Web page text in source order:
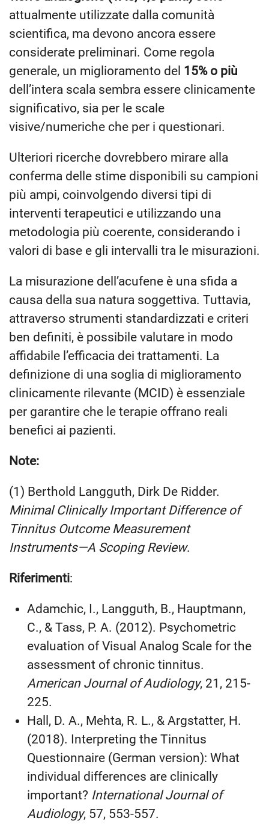
attualmente utilizzate dalla comunità
scientifica, ma devono ancora essere
considerate preliminari. Come regola
generale, un miglioramento del 15% o più
dell’intera scala sembra essere clinicamente
significativo, sia per le scale
visive/numeriche che per i questionari.
Ulteriori ricerche dovrebbero mirare alla
conferma delle stime disponibili su campioni
più ampi, coinvolgendo diversi tipi di
interventi terapeutici e utilizzando una
metodologia più coerente, considerando i
valori di base e gli intervalli tra le misurazioni.
La misurazione dell’acufene è una sfida a
causa della sua natura soggettiva. Tuttavia,
attraverso strumenti standardizzati e criteri
ben definiti, è possibile valutare in modo
affidabile l’efficacia dei trattamenti. La
definizione di una soglia di miglioramento
clinicamente rilevante (MCID) è essenziale
per garantire che le terapie offrano reali
benefici ai pazienti.
Note:
(1) Berthold Langguth, Dirk De Ridder.
Minimal Clinically Important Difference of
Tinnitus Outcome Measurement
Instruments—A Scoping Review.
Riferimenti:
Adamchic, I., Langguth, B., Hauptmann,
C., & Tass, P. A. (2012). Psychometric
evaluation of Visual Analog Scale for the
assessment of chronic tinnitus.
American Journal of Audiology, 21, 215-
225.
Hall, D. A., Mehta, R. L., & Argstatter, H.
(2018). Interpreting the Tinnitus
Questionnaire (German version): What
individual differences are clinically
important? International Journal of
Audiology, 57, 553-557.